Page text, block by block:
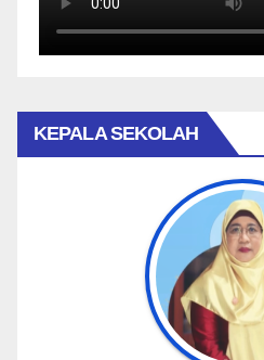
KEPALA SEKOLAH